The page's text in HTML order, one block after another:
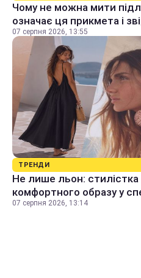
Чому не можна мити
означає ця прикмета і
07 серпня 2026, 13:55
ТРЕНДИ
Не лише льон: стилістка
комфортного образу у
07 серпня 2026, 13:14